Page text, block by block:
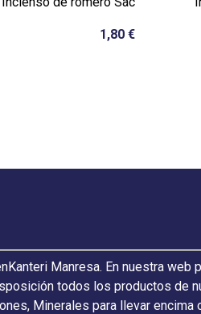
1,80 €
Manresa. En nuestra web
todos los productos de
Minerales para llevar encima